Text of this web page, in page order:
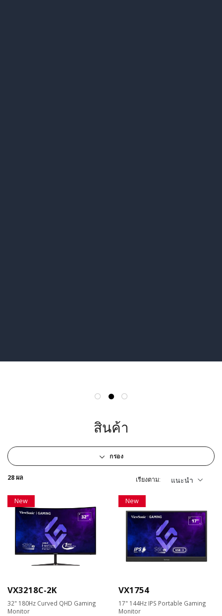
สินค้า
กรอง
28 ผล เรียงตาม: แนะนำ
New
VX3218C-2K
32" 180Hz Curved QHD Gaming
Monitor
New
VX1754
17" 144Hz IPS Portable Gaming
Monitor